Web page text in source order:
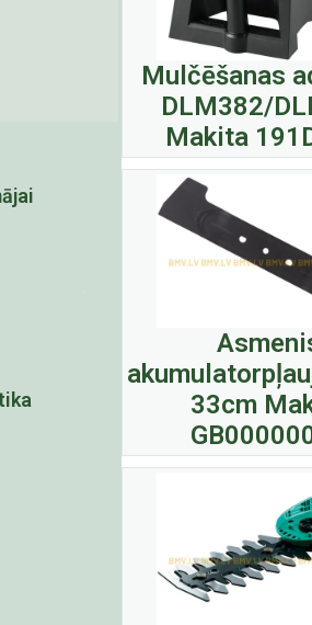
Mulčēšanas
DLM382/
Makita
33cm